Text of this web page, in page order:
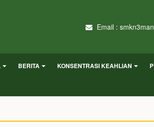
Email :
BERITA KONSENTRASI KEAHLIAN